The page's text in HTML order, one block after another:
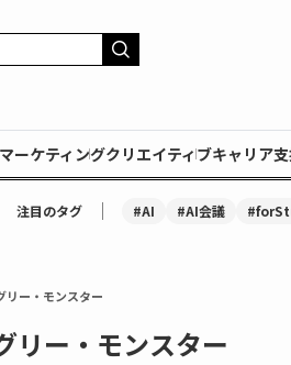
マーケティングクリエイティブキャリア
注目のタグ ｜ #AI #AI会議
リー・モンスター
リー・モンスター